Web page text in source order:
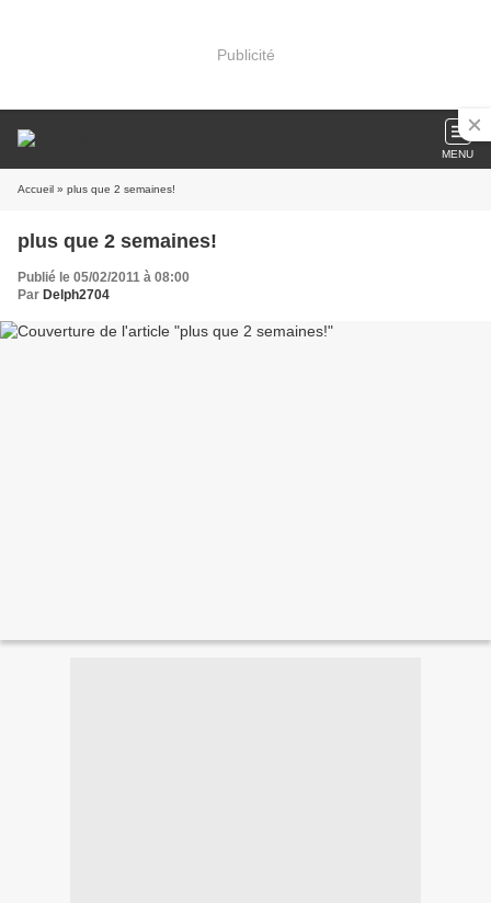
Publicité
MENU
Accueil » plus que 2 semaines!
plus que 2 semaines!
Publié le 05/02/2011 à 08:00
Par Delph2704